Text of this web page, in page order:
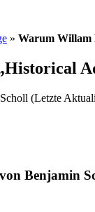
» Warum Willam
(Letzte
Benjamin